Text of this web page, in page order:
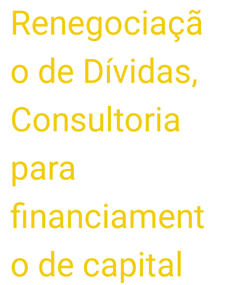
Renegociaçã
o de Dívidas,
Consultoria
para
financiament
o de capital